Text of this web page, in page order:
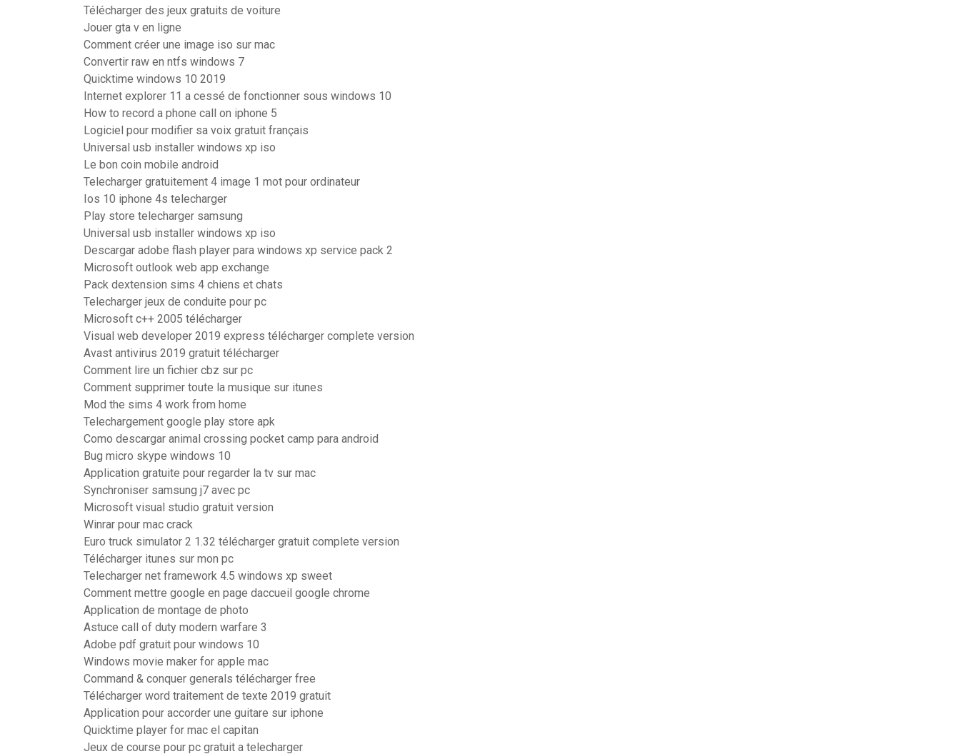
Télécharger des jeux gratuits de voiture
Jouer gta v en ligne
Comment créer une image iso sur mac
Convertir raw en ntfs windows 7
Quicktime windows 10 2019
Internet explorer 11 a cessé de fonctionner sous windows 10
How to record a phone call on iphone 5
Logiciel pour modifier sa voix gratuit français
Universal usb installer windows xp iso
Le bon coin mobile android
Telecharger gratuitement 4 image 1 mot pour ordinateur
Ios 10 iphone 4s telecharger
Play store telecharger samsung
Universal usb installer windows xp iso
Descargar adobe flash player para windows xp service pack 2
Microsoft outlook web app exchange
Pack dextension sims 4 chiens et chats
Telecharger jeux de conduite pour pc
Microsoft c++ 2005 télécharger
Visual web developer 2019 express télécharger complete version
Avast antivirus 2019 gratuit télécharger
Comment lire un fichier cbz sur pc
Comment supprimer toute la musique sur itunes
Mod the sims 4 work from home
Telechargement google play store apk
Como descargar animal crossing pocket camp para android
Bug micro skype windows 10
Application gratuite pour regarder la tv sur mac
Synchroniser samsung j7 avec pc
Microsoft visual studio gratuit version
Winrar pour mac crack
Euro truck simulator 2 1.32 télécharger gratuit complete version
Télécharger itunes sur mon pc
Telecharger net framework 4.5 windows xp sweet
Comment mettre google en page daccueil google chrome
Application de montage de photo
Astuce call of duty modern warfare 3
Adobe pdf gratuit pour windows 10
Windows movie maker for apple mac
Command & conquer generals télécharger free
Télécharger word traitement de texte 2019 gratuit
Application pour accorder une guitare sur iphone
Quicktime player for mac el capitan
Jeux de course pour pc gratuit a telecharger